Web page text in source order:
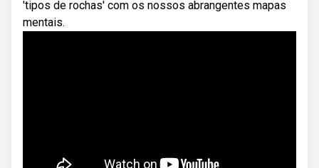
'tipos de rochas' com os nossos abrangentes mapas
mentais.